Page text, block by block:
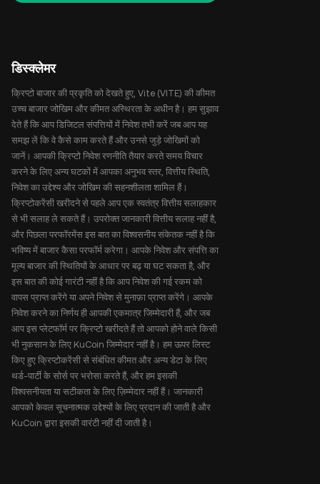
डिस्क्लेमर
क्रिप्टो बाजार की प्रकृति को देखते हुए, Vite (VITE) की कीमत
उच्च बाजार जोखिम और कीमत अस्थिरता के अधीन है। हम सुझाव
देते हैं कि आप डिजिटल संपत्तियों में निवेश तभी करें जब आप यह
समझ लें कि वे कैसे काम करते हैं और उनसे जुड़े जोखिमों को
जानें। आपकी क्रिप्टो निवेश रणनीति तैयार करते समय विचार
करने के लिए अन्य घटकों में आपका अनुभव स्तर, वित्तीय स्थिति,
निवेश का उद्देश्य और जोखिम की सहनशीलता शामिल हैं।
क्रिप्टोकरेंसी खरीदने से पहले आप एक स्वतंत्र वित्तीय सलाहकार
से भी सलाह ले सकते हैं। उपरोक्त जानकारी वित्तीय सलाह नहीं है,
और पिछला परफॉरमेंस इस बात का विश्वसनीय संकेतक नहीं है कि
भविष्य में बाजार कैसा परफॉर्म करेगा। आपके निवेश और संपत्ति का
मूल्य बाजार की स्थितियों के आधार पर बढ़ या घट सकता है, और
इस बात की कोई गारंटी नहीं है कि आप निवेश की गई रकम को
वापस प्राप्त करेंगे या अपने निवेश से मुनाफ़ा प्राप्त करेंगे। आपके
निवेश करने का निर्णय ही आपकी एकमात्र जिम्मेदारी हैं, और जब
आप इस प्लेटफॉर्म पर क्रिप्टो खरीदते हैं तो आपको होने वाले किसी
भी नुकसान के लिए KuCoin जिम्मेदार नहीं है। हम ऊपर लिस्ट
किए हुए क्रिप्टोकरेंसी से संबंधित कीमत और अन्य डेटा के लिए
थर्ड-पार्टी के सोर्स पर भरोसा करते हैं, और हम इसकी
विश्वसनीयता या सटीकता के लिए ज़िम्मेदार नहीं हैं। जानकारी
आपको केवल सूचनात्मक उद्देश्यों के लिए प्रदान की जाती है और
KuCoin द्वारा इसकी वारंटी नहीं दी जाती है।